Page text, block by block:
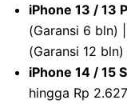
iPhone 13 / 13
(Garansi 6 bln)
(Garansi 12 bln)
iPhone 14 / 15
hingga Rp